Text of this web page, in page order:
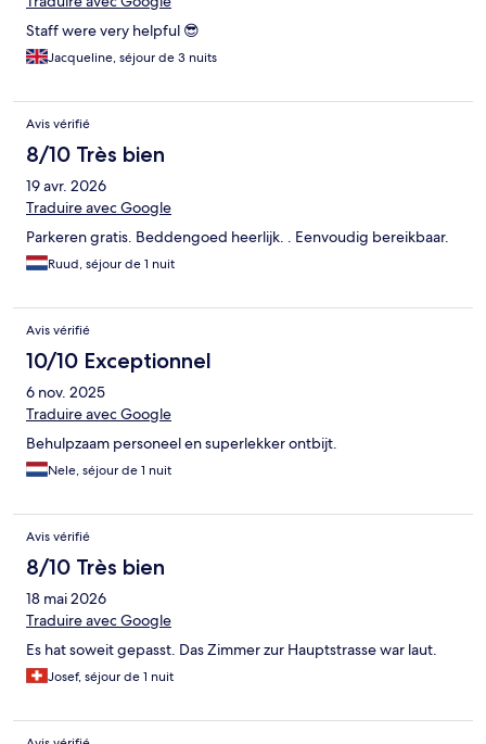
Staff were very helpful 😎
Jacqueline, séjour de 3 nuits
Avis vérifié
8/10 Très bien
19 avr. 2026
Traduire avec Google
Parkeren gratis. Beddengoed heerlijk. . Eenvoudig bereikbaar.
Ruud, séjour de 1 nuit
Avis vérifié
10/10 Exceptionnel
6 nov. 2025
Traduire avec Google
Behulpzaam personeel en superlekker ontbijt.
Nele, séjour de 1 nuit
Avis vérifié
8/10 Très bien
18 mai 2026
Traduire avec Google
Es hat soweit gepasst. Das Zimmer zur Hauptstrasse war laut.
Josef, séjour de 1 nuit